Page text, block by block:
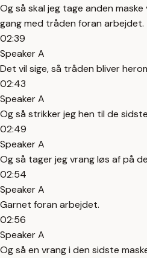
Og så skal jeg tage anden
gang med tråden foran arbejdet.
02:39
Speaker A
Det vil sige, så tråden bliver
02:43
Speaker A
Og så strikker jeg hen til de
02:49
Speaker A
Og så tager jeg vrang løs af på
02:54
Speaker A
Garnet foran arbejdet.
02:56
Speaker A
Og så en vrang i den sidste